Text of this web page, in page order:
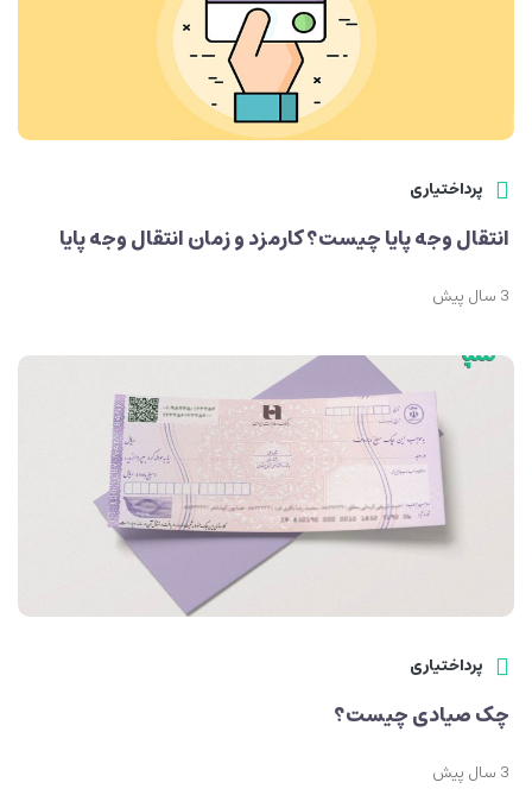
پرداختیاری
انتقال وجه پایا چیست؟ کارمزد و زمان انتقال وجه پایا
3 سال پیش
پرداختیاری
چک صیادی چیست؟
3 سال پیش